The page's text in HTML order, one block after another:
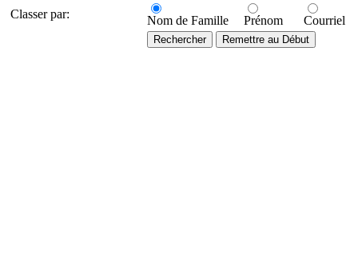
Classer par:
Nom de Famille Prénom Courriel